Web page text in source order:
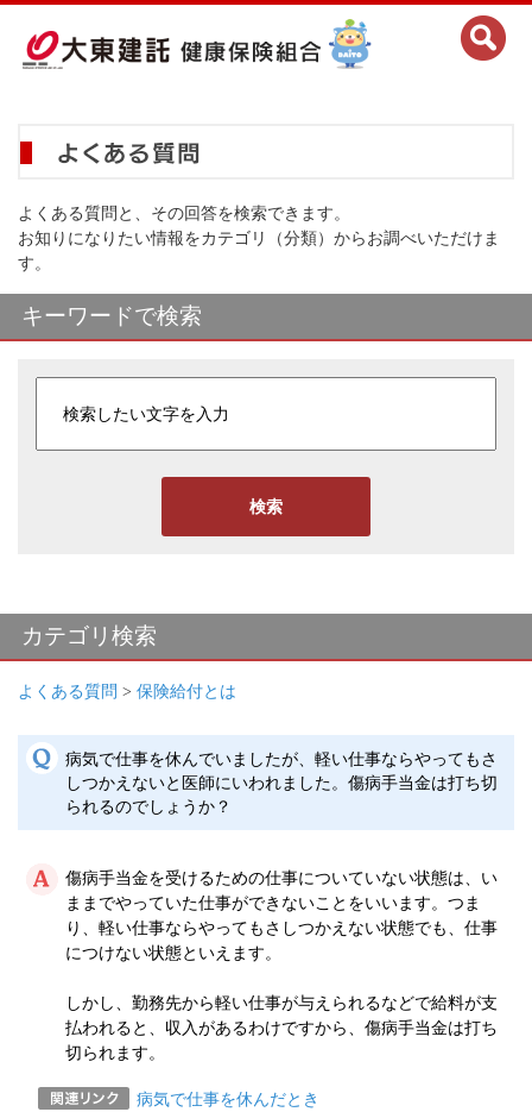
よくある質問と、その回答を検索できます。
お知りになりたい情報をカテゴリ（分類）からお調べいただけま
す。
キーワードで検索
検索
カテゴリ検索
よくある質問 > 保険給付とは
病気で仕事を休んでいましたが、軽い仕事ならやってもさ
しつかえないと医師にいわれました。傷病手当金は打ち切
られるのでしょうか？
傷病手当金を受けるための仕事についていない状態は、い
ままでやっていた仕事ができないことをいいます。つま
り、軽い仕事ならやってもさしつかえない状態でも、仕事
につけない状態といえます。
しかし、勤務先から軽い仕事が与えられるなどで給料が支
払われると、収入があるわけですから、傷病手当金は打ち
切られます。
病気で仕事を休んだとき